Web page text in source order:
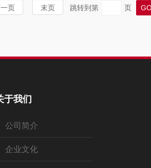
页 末页 跳转到第 页
于我们
公司简介
企业文化